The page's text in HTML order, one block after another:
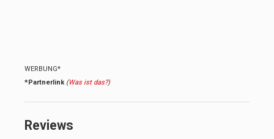
WERBUNG*
*Partnerlink (Was ist das?)
Reviews